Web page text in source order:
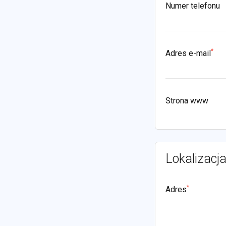
Numer telefonu
Adres e-mail*
Strona www
Lokalizacja
Adres*